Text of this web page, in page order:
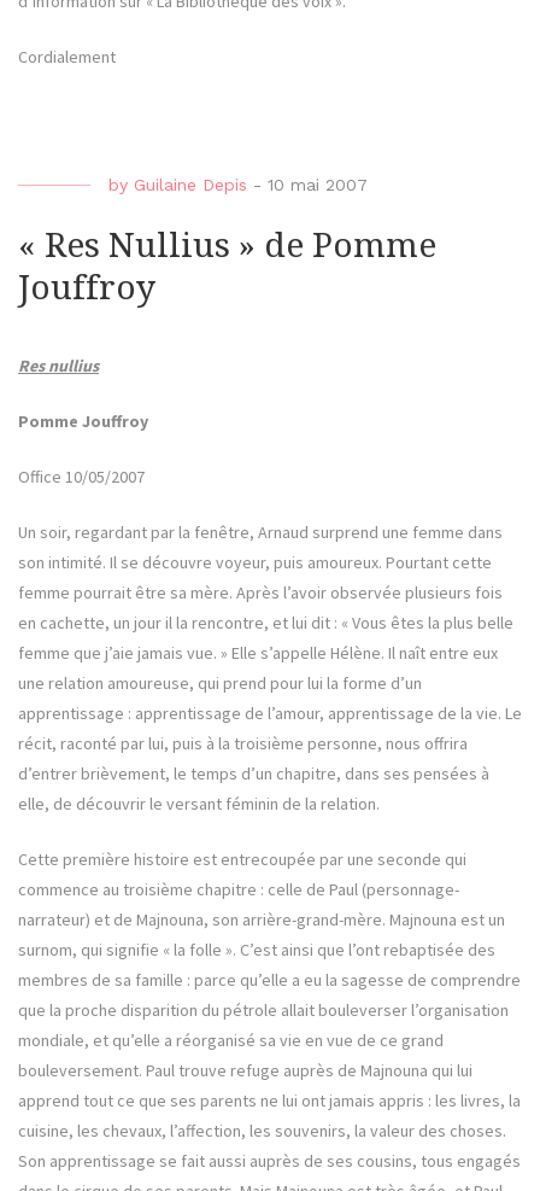
Cordialement
by Guilaine Depis - 10 mai 2007
« Res Nullius » de Pomme
Jouffroy
Res nullius
Pomme Jouffroy
Office 10/05/2007
Un soir, regardant par la fenêtre, Arnaud surprend une femme dans
son intimité. Il se découvre voyeur, puis amoureux. Pourtant cette
femme pourrait être sa mère. Après l’avoir observée plusieurs fois
en cachette, un jour il la rencontre, et lui dit : « Vous êtes la plus belle
femme que j’aie jamais vue. » Elle s’appelle Hélène. Il naît entre eux
une relation amoureuse, qui prend pour lui la forme d’un
apprentissage : apprentissage de l’amour, apprentissage de la vie. Le
récit, raconté par lui, puis à la troisième personne, nous offrira
d’entrer brièvement, le temps d’un chapitre, dans ses pensées à
elle, de découvrir le versant féminin de la relation.
Cette première histoire est entrecoupée par une seconde qui
commence au troisième chapitre : celle de Paul (personnage-
narrateur) et de Majnouna, son arrière-grand-mère. Majnouna est un
surnom, qui signifie « la folle ». C’est ainsi que l’ont rebaptisée des
membres de sa famille : parce qu’elle a eu la sagesse de comprendre
que la proche disparition du pétrole allait bouleverser l’organisation
mondiale, et qu’elle a réorganisé sa vie en vue de ce grand
bouleversement. Paul trouve refuge auprès de Majnouna qui lui
apprend tout ce que ses parents ne lui ont jamais appris : les livres, la
cuisine, les chevaux, l’affection, les souvenirs, la valeur des choses.
Son apprentissage se fait aussi auprès de ses cousins, tous engagés